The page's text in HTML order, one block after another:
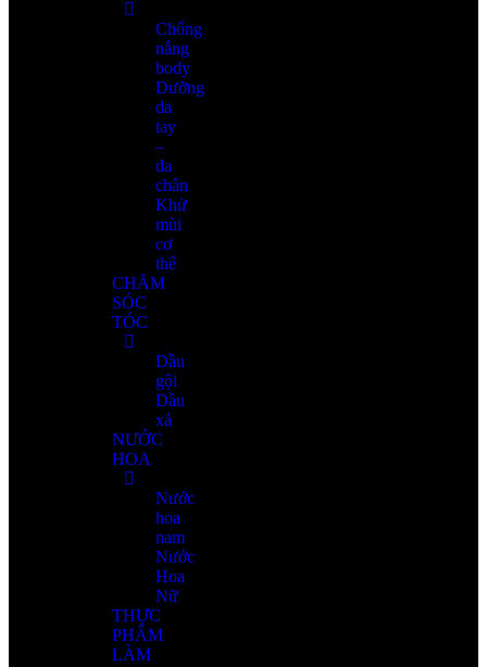
Chống
nắng
body
Dưỡng
da
tay
–
da
chân
Khử
mùi
cơ
thể
CHĂM
SÓC
TÓC
Dầu
gội
Dầu
xả
NƯỚC
HOA
Nước
hoa
nam
Nước
Hoa
Nữ
THỰC
PHẨM
LÀM